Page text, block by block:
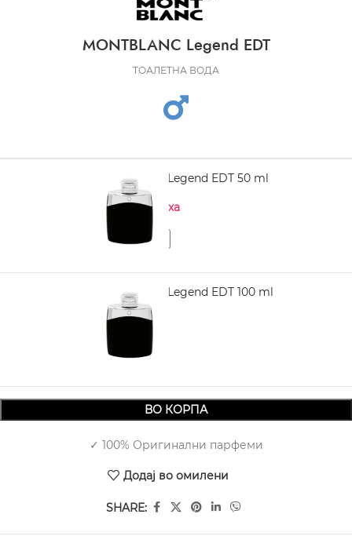
MONTBLANC Legend EDT
ТОАЛЕТНА ВОДА
MONTBLANC Legend EDT 50 ml
Нема на залиха
MONTBLANC Legend EDT 100 ml
3.210,00
ВО КОРПА
✓ 100% Оригинални парфеми
Додај во омилени
SHARE: